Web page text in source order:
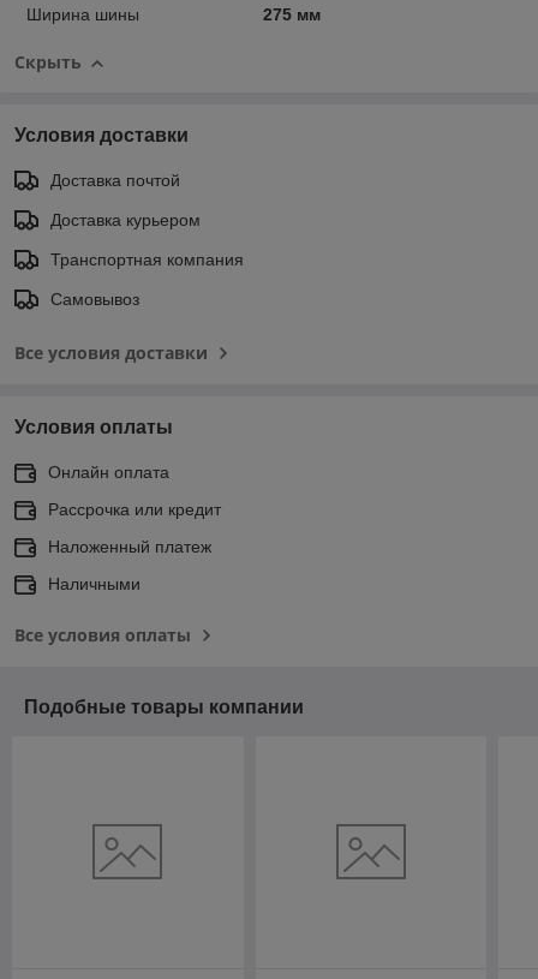
Ширина шины
275 мм
Скрыть
Условия доставки
Доставка почтой
Доставка курьером
Транспортная компания
Самовывоз
Все условия доставки
Условия оплаты
Онлайн оплата
Рассрочка или кредит
Наложенный платеж
Наличными
Все условия оплаты
Подобные товары компании